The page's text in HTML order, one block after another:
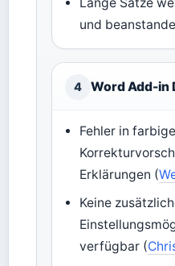
und
4 Word Add-in
Fehler in
Erklärungen (
Keine
verfügbar (